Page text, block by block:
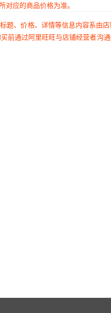
应的商品价格为准。
、价格、详情等信息内容系由
通过阿里旺旺与店铺经营者沟